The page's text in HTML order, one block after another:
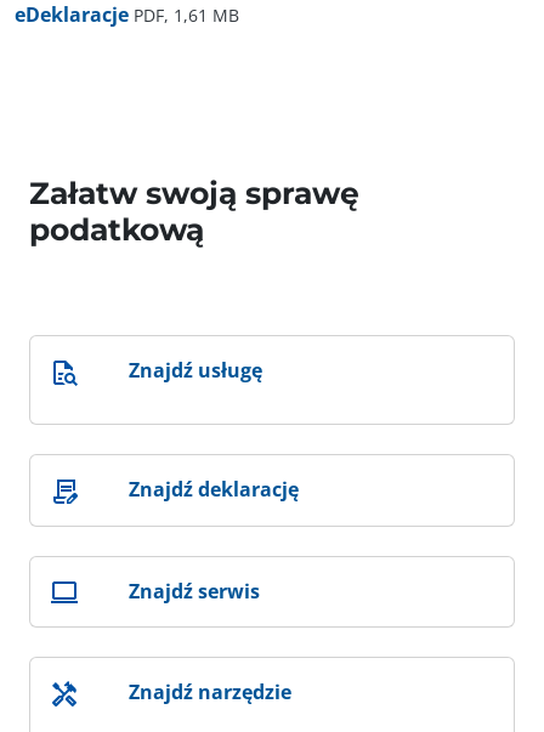
eDeklaracje PDF, 1,61 MB
Załatw swoją sprawę
podatkową
Znajdź usługę
Znajdź deklarację
Znajdź serwis
Znajdź narzędzie